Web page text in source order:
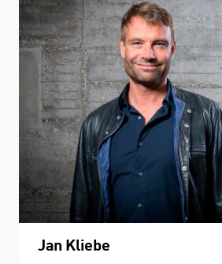
Jan Kliebe